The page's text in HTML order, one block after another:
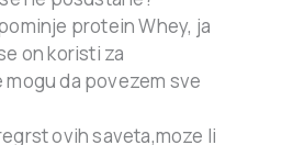
protein Whey, ja
on koristi za
da povezem sve
ovih saveta,moze li